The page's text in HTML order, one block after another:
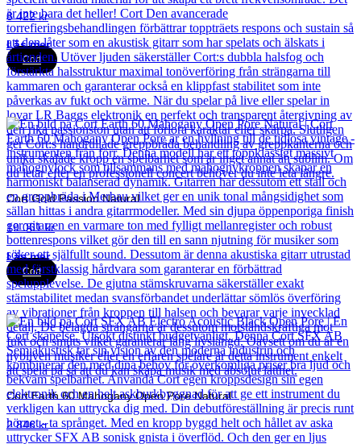
8 422kr
Läs mer
Cort
Cort Gold Passion Natural
19 061kr
Läs mer
Cort
Cort Earth 60 Mahogany Open Pore Natural
2 846kr